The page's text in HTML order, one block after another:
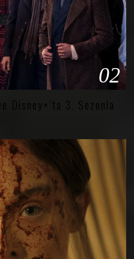
02
Disney+’ta 3. Sezonla